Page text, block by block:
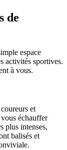
de
espace
activités sportives.
à vous.
et
échauffer
plus intenses,
balisés et